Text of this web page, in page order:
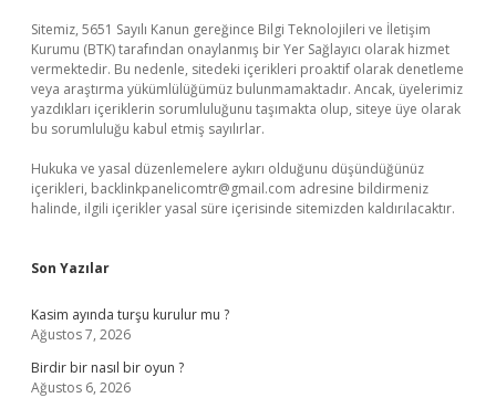
Sitemiz, 5651 Sayılı Kanun gereğince Bilgi Teknolojileri ve İletişim
Kurumu (BTK) tarafından onaylanmış bir Yer Sağlayıcı olarak hizmet
vermektedir. Bu nedenle, sitedeki içerikleri proaktif olarak denetleme
veya araştırma yükümlülüğümüz bulunmamaktadır. Ancak, üyelerimiz
yazdıkları içeriklerin sorumluluğunu taşımakta olup, siteye üye olarak
bu sorumluluğu kabul etmiş sayılırlar.
Hukuka ve yasal düzenlemelere aykırı olduğunu düşündüğünüz
içerikleri, backlinkpanelicomtr@gmail.com adresine bildirmeniz
halinde, ilgili içerikler yasal süre içerisinde sitemizden kaldırılacaktır.
Son Yazılar
Kasim ayında turşu kurulur mu ?
Ağustos 7, 2026
Birdir bir nasıl bir oyun ?
Ağustos 6, 2026